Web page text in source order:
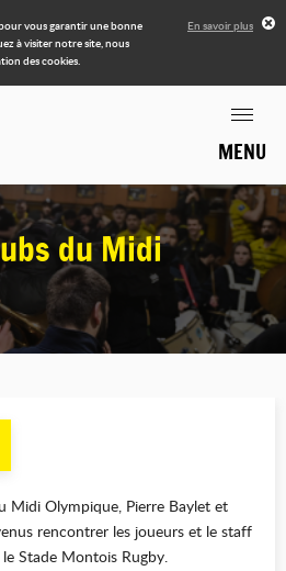
vous garantir une bonne
à visiter notre site, nous
des cookies.
En savoir plus
MENU
du Midi
Midi Olympique, Pierre Baylet et
rencontrer les joueurs et le staff
Stade Montois Rugby.